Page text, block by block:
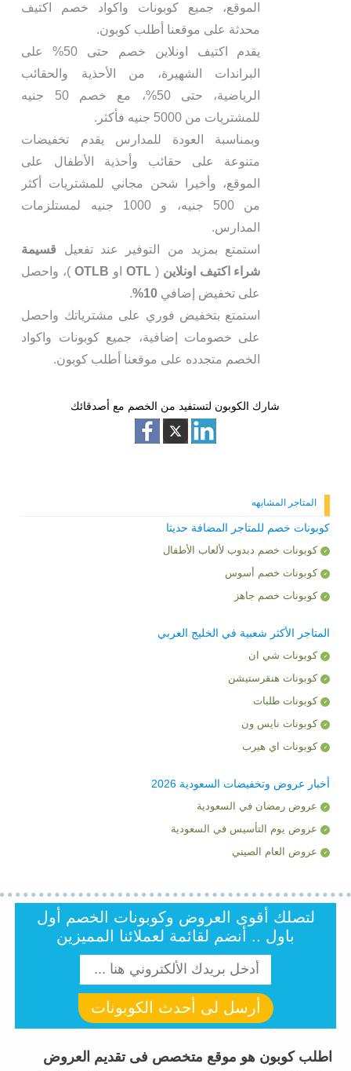
الموقع، جميع كوبونات واكواد خصم اكتيف
محدثة على موقعنا أطلب كوبون.
يقدم اكتيف اونلاين خصم حتى 50% على
البراندات الشهيرة، من الأحذية والحقائب
الرياضية، حتى 50%، مع خصم 50 جنيه
للمشتريات من 5000 جنيه فأكثر.
وبمناسبة العودة للمدارس يقدم تخفيضات
متنوعة على حقائب وأحذية الأطفال على
الموقع، وأخيرا شحن مجاني للمشتريات أكثر
من 500 جنيه، و 1000 جنيه لمستلزمات
المدارس.
استمتع بمزيد من التوفير عند تفعيل قسيمة
شراء اكتيف اونلاين (
OTL او OTLB)، واحصل
على تخفيض إضافي 10%
.
استمتع بتخفيض فوري على مشترياتك واحصل
على خصومات إضافية، جميع كوبونات واكواد
الخصم متجدده على موقعنا أطلب كوبون.
شارك الكوبون لتستفيد من الخصم مع أصدقائك
المتاجر المشابهه
كوبونات خصم للمتاجر المضافة حديثا
كوبونات خصم دبدوب لألعاب الأطفال
كوبونات خصم أسوس
كوبونات خصم جاهز
المتاجر الأكثر شعبية في الخليج العربي
كوبونات شي ان
كوبونات هنقرستيشن
كوبونات طلبات
كوبونات نايس ون
كوبونات اي هيرب
أخبار عروض وتخفيضات السعودية 2026
عروض رمضان في السعودية
عروض يوم التأسيس في السعودية
عروض العام الصيني
لتصلك أقوى العروض وكوبونات الخصم أول
باول .. أنضم لقائمة لعملائنا المميزين
أرسل لى أحدث الكوبونات
اطلب كوبون هو موقع متخصص فى تقديم العروض